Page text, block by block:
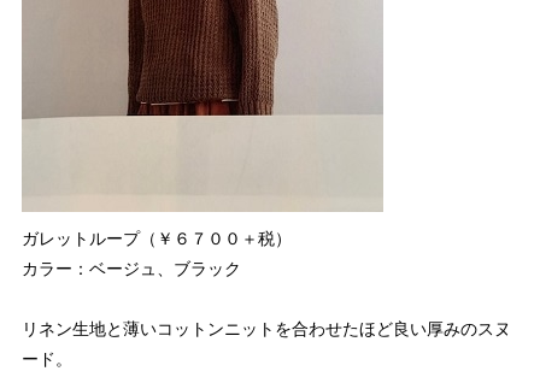
ガレットループ（￥６７００＋税）
カラー：ベージュ、ブラック
リネン生地と薄いコットンニットを合わせたほど良い厚みのスヌ
ード。